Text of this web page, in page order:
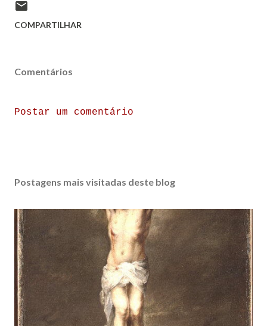
COMPARTILHAR
Comentários
Postar um comentário
Postagens mais visitadas deste blog